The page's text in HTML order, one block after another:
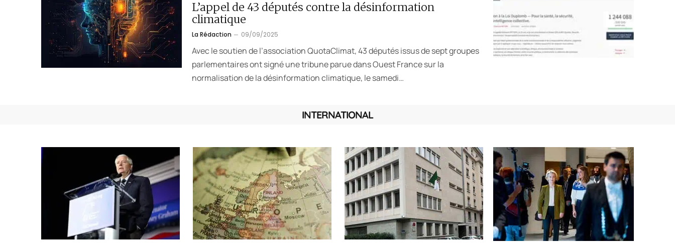
L’appel de 43 députés contre la désinformation
climatique
La Rédaction 09/09/2025
Avec le soutien de l’association QuotaClimat, 43 députés issus de sept groupes
parlementaires ont signé une tribune parue dans Ouest France sur la
normalisation de la désinformation climatique, le samedi…
INTERNATIONAL